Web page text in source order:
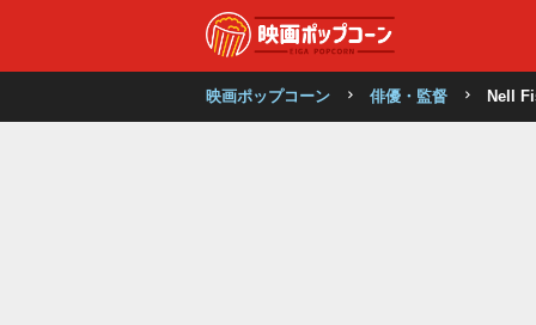
映画ポップコーン 俳優・監督 Nell